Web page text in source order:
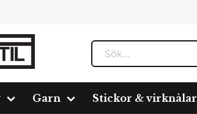
Garn Stickor & virknålar
garner 11 maskor